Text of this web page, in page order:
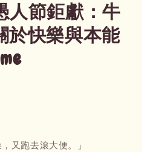
人節鉅獻：牛
於快樂與本能
又跑去滾大便。」